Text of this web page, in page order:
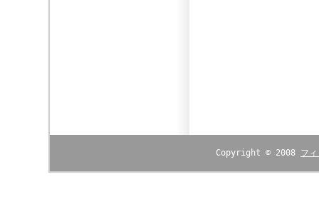
Copyright © 2008 フ